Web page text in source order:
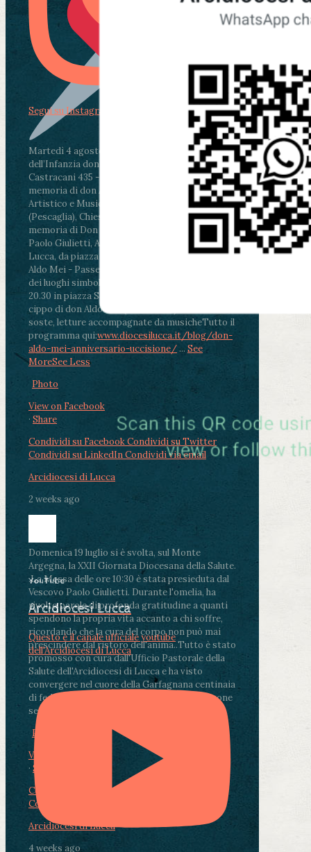
Martedì 4 agosto2026
ore 11:30 - Lucca, Scuola
dell’Infanzia don Aldo Mei - Viale Castruccio
Castracani 435 - Inaugurazione murales in
memoria di don Aldo Mei curato dal Liceo
Artistico e Musicale “Passaglia”
ore 18 - Fiano
(Pescaglia), Chiesa parrocchiale - Messa in
memoria di Don Aldo Mei celebrata da mons.
Paolo Giulietti, Arcivescovo di Lucca
ore 20.30 -
Lucca, da piazza San Michele al Cippo di don
Aldo Mei - Passeggiata della Memoria in alcuni
dei luoghi simbolo della città. Ritrovo alle ore
20.30 in piazza San Michele con conclusione al
cippo di don Aldo Mei (Porta Elisa). Durante le
soste, letture accompagnate da musicheTutto il
programma qui:www.diocesilucca.it/blog/don-
aldo-mei-anniversario-uccisione/ ... See
MoreSee Less
Photo
View on Facebook
· Share
Condividi su FacebookCondividi su Twitter
Condividi su LinkedInCondividi via email
Arcidiocesi di Lucca
2 weeks ago
Domenica 19 luglio si è svolta, sul Monte
Argegna, la XXII Giornata Diocesana della Salute.
.La Messa delle ore 10:30 è stata presieduta dal
Vescovo Paolo Giulietti. Durante l'omelia, ha
rivolto parole di profonda gratitudine a quanti
spendono la propria vita accanto a chi soffre,
ricordando che la cura del corpo non può mai
prescindere dal ristoro dell'anima..Tutto è stato
promosso con cura dall'Ufficio Pastorale della
Salute dell'Arcidiocesi di Lucca e ha visto
convergere nel cuore della Garfagnana centinaia
di fedeli, operatori sanitari, volontari e persone
segnate dalla malattia.
Photo
View on Facebook
· Share
Condividi su Facebook
Condividi su LinkedIn
Arcidiocesi di Lucca
4 weeks ago
Segui su Instagram
YouTube
Arcidiocesi Lucca
Questo è il canale ufficiale youtube
dell'Arcidiocesi di Lucca